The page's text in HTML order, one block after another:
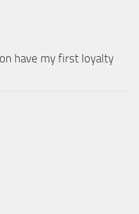
have my first loyalty